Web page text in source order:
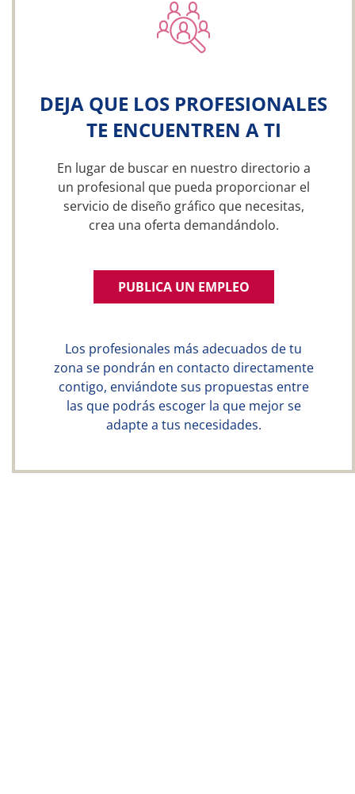
DEJA QUE LOS PROFESIONALES
TE ENCUENTREN A TI
En lugar de buscar en nuestro directorio a
un profesional que pueda proporcionar el
servicio de diseño gráfico que necesitas,
crea una oferta demandándolo.
PUBLICA UN EMPLEO
Los profesionales más adecuados de tu
zona se pondrán en contacto directamente
contigo, enviándote sus propuestas entre
las que podrás escoger la que mejor se
adapte a tus necesidades.